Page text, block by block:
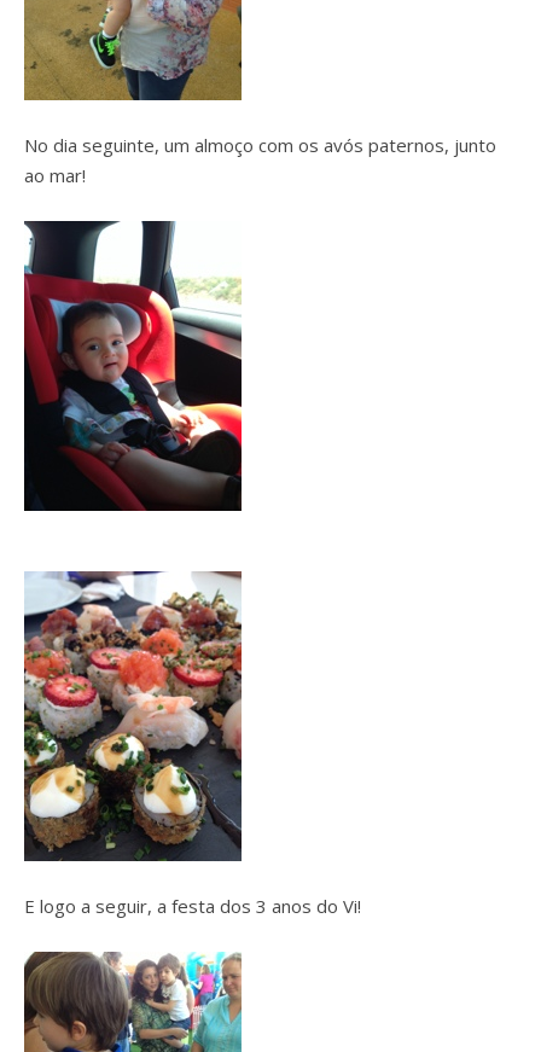
No dia seguinte, um almoço com os avós paternos, junto
ao mar!
E logo a seguir, a festa dos 3 anos do Vi!